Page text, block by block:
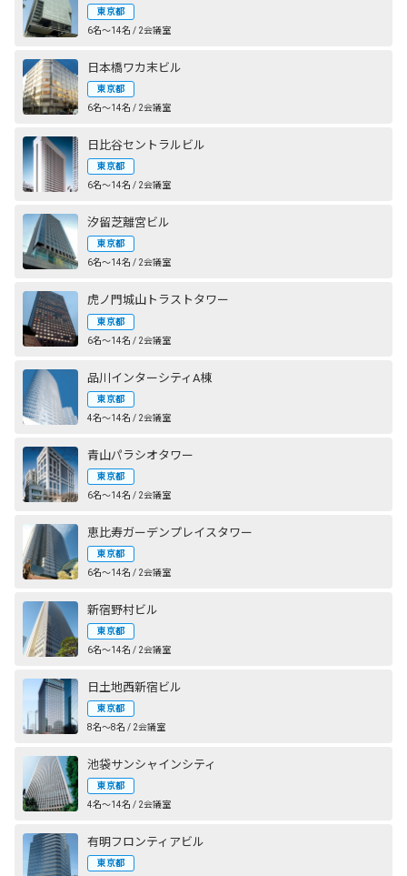
東京都
6名〜14名 / 2会議室
日本橋ワカ末ビル
東京都
6名〜14名 / 2会議室
日比谷セントラルビル
東京都
6名〜14名 / 2会議室
汐留芝離宮ビル
東京都
6名〜14名 / 2会議室
虎ノ門城山トラストタワー
東京都
6名〜14名 / 2会議室
品川インターシティA棟
東京都
4名〜14名 / 2会議室
青山パラシオタワー
東京都
6名〜14名 / 2会議室
恵比寿ガーデンプレイスタワー
東京都
6名〜14名 / 2会議室
新宿野村ビル
東京都
6名〜14名 / 2会議室
日土地西新宿ビル
東京都
8名〜8名 / 2会議室
池袋サンシャインシティ
東京都
4名〜14名 / 2会議室
有明フロンティアビル
東京都